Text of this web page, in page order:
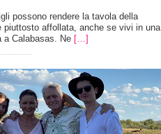
possono rendere la tavola della
piuttosto affollata, anche se vivi in una
a Calabasas. Ne […]